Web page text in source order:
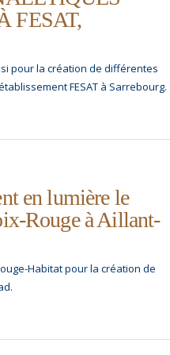
FESAT,
pour la création de différentes
FESAT à Sarrebourg.
en lumière le
Rouge à Aillant-
Habitat pour la création de